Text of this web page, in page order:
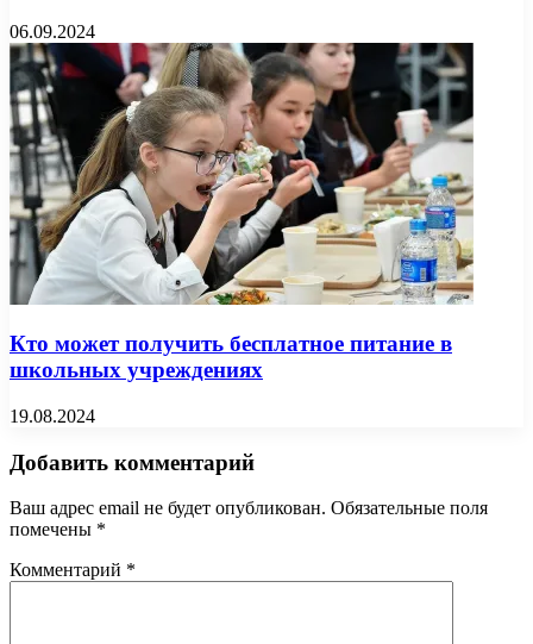
06.09.2024
Кто может получить бесплатное питание в
школьных учреждениях
19.08.2024
Добавить комментарий
Ваш адрес email не будет опубликован. Обязательные поля
помечены *
Комментарий *